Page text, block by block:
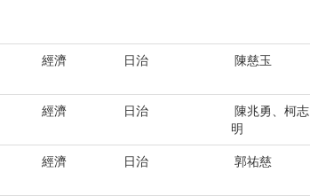
經濟 日治 陳慈玉
經濟 日治
陳兆勇、柯志
明
經濟 日治 郭祐慈